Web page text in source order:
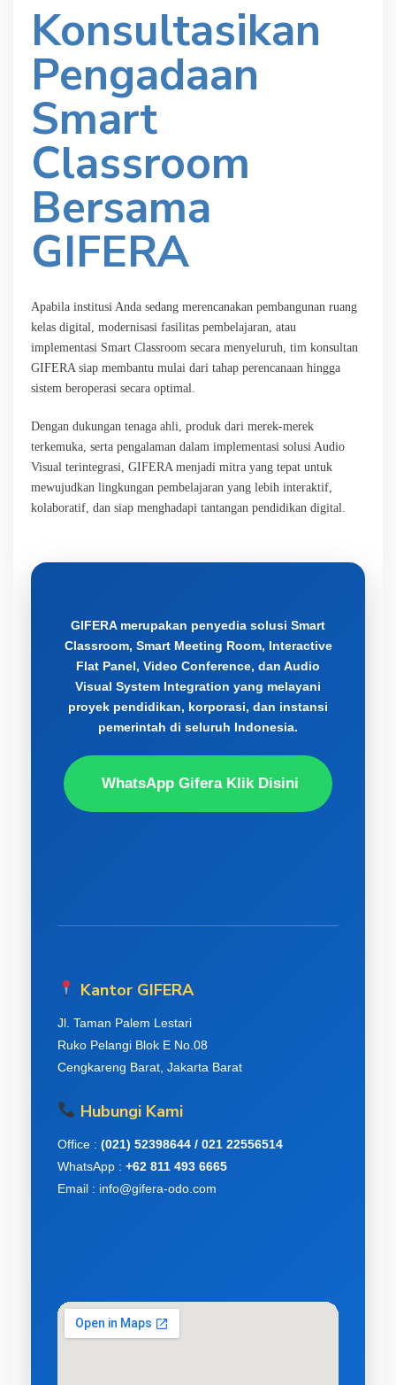
Konsultasikan
Pengadaan
Smart
Classroom
Bersama
GIFERA
Apabila institusi Anda sedang merencanakan pembangunan ruang
kelas digital, modernisasi fasilitas pembelajaran, atau
implementasi Smart Classroom secara menyeluruh, tim konsultan
GIFERA siap membantu mulai dari tahap perencanaan hingga
sistem beroperasi secara optimal.
Dengan dukungan tenaga ahli, produk dari merek-merek
terkemuka, serta pengalaman dalam implementasi solusi Audio
Visual terintegrasi, GIFERA menjadi mitra yang tepat untuk
mewujudkan lingkungan pembelajaran yang lebih interaktif,
kolaboratif, dan siap menghadapi tantangan pendidikan digital.
GIFERA merupakan penyedia solusi Smart
Classroom, Smart Meeting Room, Interactive
Flat Panel, Video Conference, dan Audio
Visual System Integration yang melayani
proyek pendidikan, korporasi, dan instansi
pemerintah di seluruh Indonesia.
WhatsApp Gifera Klik Disini
Kantor GIFERA
Jl. Taman Palem Lestari
Ruko Pelangi Blok E No.08
Cengkareng Barat, Jakarta Barat
Hubungi Kami
Office : (021) 52398644 / 021 22556514
WhatsApp : +62 811 493 6665
Email : info@gifera-odo.com